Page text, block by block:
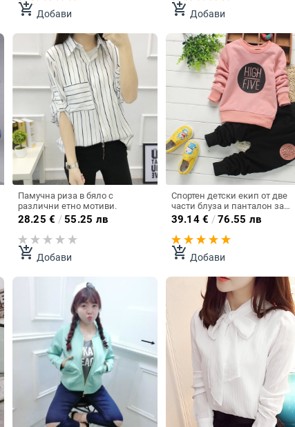
add_shopping_cart Добави add_shopping_cart Добави
Памучна риза в бяло с
различни етно мотиви.
28.25 € /55.25 лв
add_shopping_cart Добави
Спортен детски екип от две
части блуза и панталон за
момичета в два цвята.
39.14 € /76.55 лв
add_shopping_cart Добави